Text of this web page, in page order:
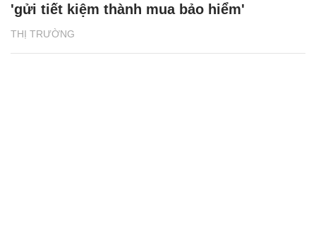
THỊ TRƯỜNG
'gửi tiết kiệm thành mua bảo hiểm'